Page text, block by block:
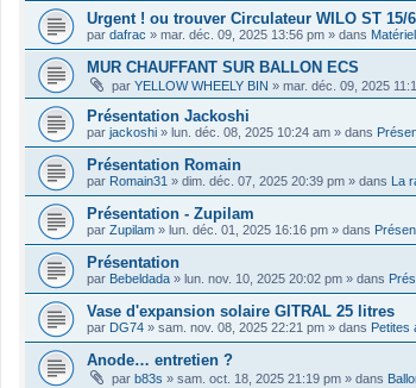
Urgent ! ou trouver Circulateur WILO ST 15/
par dafrac » mar. déc. 09, 2025 13:56 pm » dans
MUR CHAUFFANT SUR BALLON ECS
par YELLOW WHEELY BIN » mar. déc. 09, 2025
Présentation Jackoshi
par jackoshi » lun. déc. 08, 2025 10:24 am » dans
Présentation Romain
par Romain31 » dim. déc. 07, 2025 20:39 pm » dans La
Présentation - Zupilam
par Zupilam » lun. déc. 01, 2025 16:16 pm » dans
Présentation
par Bebeldada » lun. nov. 10, 2025 20:02 pm » dans
Vase d'expansion solaire GITRAL 25 litres
par DG74 » sam. nov. 08, 2025 22:21 pm » dans Petites
Anode… entretien ?
par b83s » sam. oct. 18, 2025 21:19 pm » dans